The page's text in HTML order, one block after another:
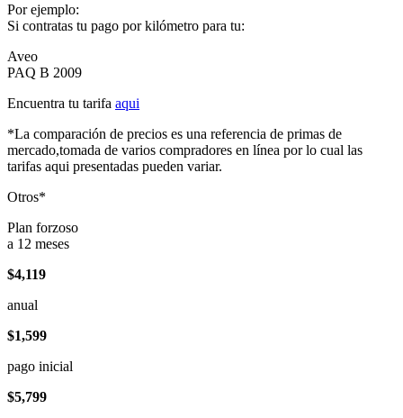
Por ejemplo:
Si contratas tu pago por kilómetro para tu:
Aveo
PAQ B 2009
Encuentra tu tarifa aqui
*La comparación de precios es una referencia de primas de
mercado,tomada de varios compradores en línea por lo cual las
tarifas aqui presentadas pueden variar.
Otros*
Plan forzoso
a 12 meses
$4,119
anual
$1,599
pago inicial
$5,799